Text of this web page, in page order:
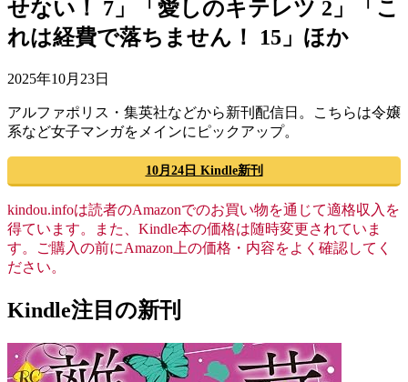
せない！ 7」「愛しのキテレツ 2」「こ
れは経費で落ちません！ 15」ほか
2025年10月23日
アルファポリス・集英社などから新刊配信日。こちらは令嬢
系など女子マンガをメインにピックアップ。
10月24日 Kindle新刊
kindou.infoは読者のAmazonでのお買い物を通じて適格収入を
得ています。また、Kindle本の価格は随時変更されていま
す。ご購入の前にAmazon上の価格・内容をよく確認してく
ださい。
Kindle注目の新刊